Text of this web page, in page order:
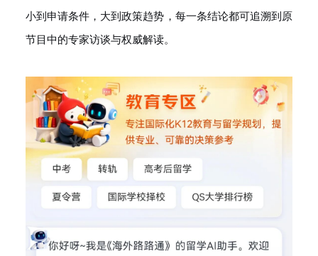
小到申请条件，大到政策趋势，每一条结论都可追溯到原
节目中的专家访谈与权威解读。